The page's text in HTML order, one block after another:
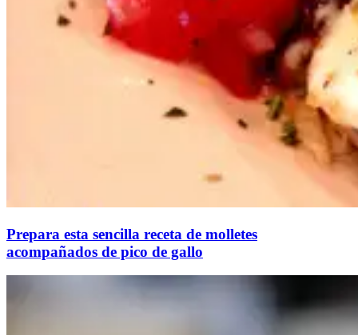
Prepara esta sencilla receta de molletes
acompañados de pico de gallo